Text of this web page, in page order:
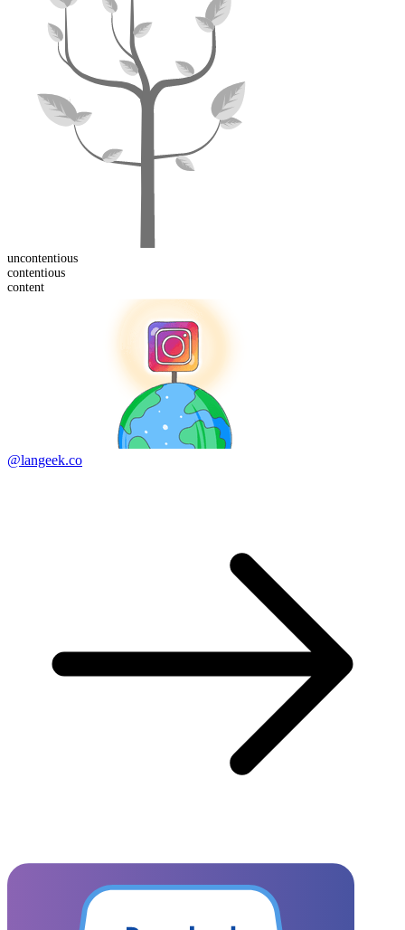
uncontentious
contentious
content
@langeek.co